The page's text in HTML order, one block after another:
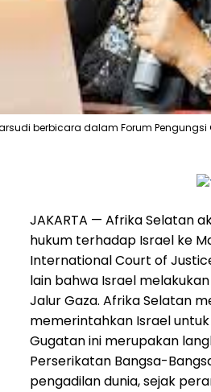
berbicara dalam Forum Pengungsi
JAKARTA — Afrika Selatan
hukum terhadap Israel ke
International Court of
lain bahwa Israel
Jalur Gaza. Afrika Selatan
memerintahkan Israel
Gugatan ini merupakan
Perserikatan Bangsa-
pengadilan dunia, sejak